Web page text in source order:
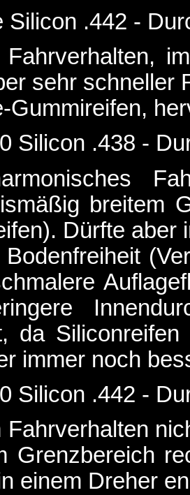
Silicon .442 -
Fahrverhalten,
sehr schneller
Gummireifen,
Silicon .438 -
breitem
Dürfte aber
da
immer noch
Silicon .442 -
Fahrverhalten
Grenzbereich
einem Dreher